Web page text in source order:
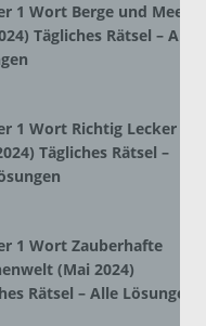
1 Wort Berge und Meer
Tägliches Rätsel – Alle
1 Wort Richtig Lecker
Tägliches Rätsel –
1 Wort Zauberhafte
(Mai 2024)
Rätsel – Alle Lösungen